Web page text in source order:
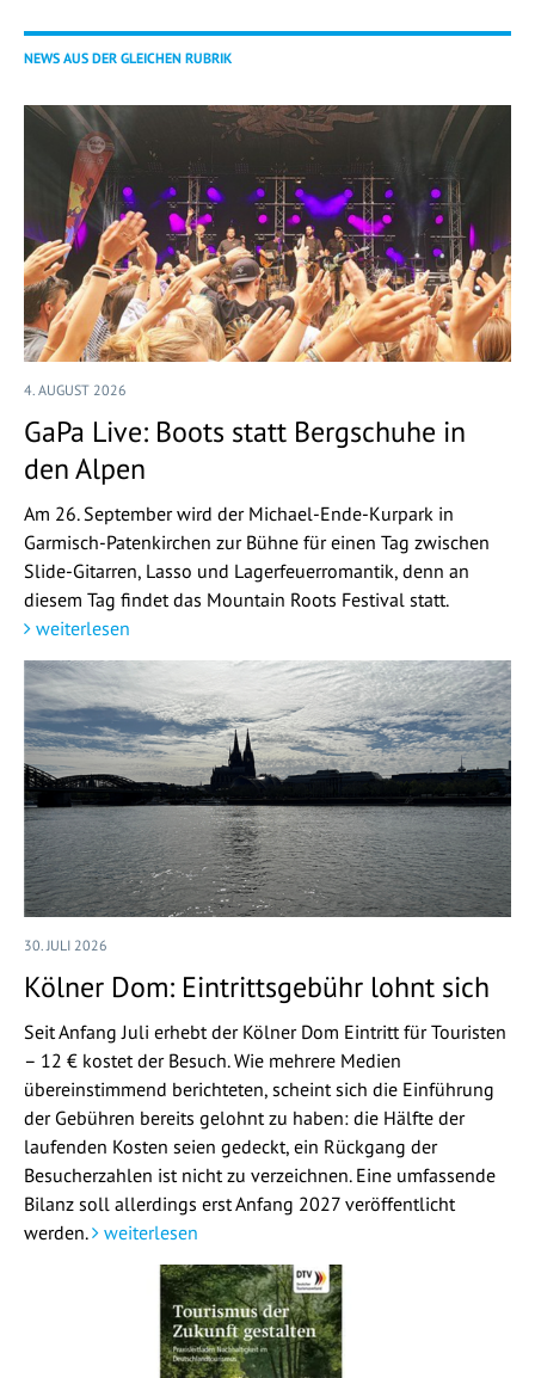
NEWS AUS DER GLEICHEN RUBRIK
4. AUGUST 2026
GaPa Live: Boots statt Bergschuhe in
den Alpen
Am 26. September wird der Michael-Ende-Kurpark in
Garmisch-Patenkirchen zur Bühne für einen Tag zwischen
Slide-Gitarren, Lasso und Lagerfeuerromantik, denn an
diesem Tag findet das Mountain Roots Festival statt.
weiterlesen
30. JULI 2026
Kölner Dom: Eintrittsgebühr lohnt sich
Seit Anfang Juli erhebt der Kölner Dom Eintritt für Touristen
– 12 € kostet der Besuch. Wie mehrere Medien
übereinstimmend berichteten, scheint sich die Einführung
der Gebühren bereits gelohnt zu haben: die Hälfte der
laufenden Kosten seien gedeckt, ein Rückgang der
Besucherzahlen ist nicht zu verzeichnen. Eine umfassende
Bilanz soll allerdings erst Anfang 2027 veröffentlicht
werden.
weiterlesen